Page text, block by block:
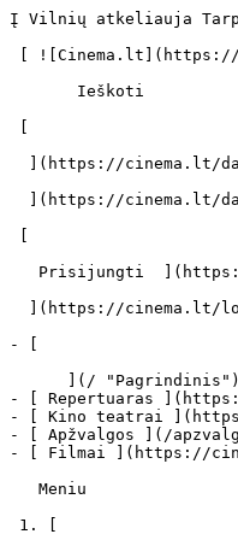
Į Vilnių atkeliauja Tarptautinis animacinių filmų festivalis „Tindirindis“ - cinema.lt                            Ieškoti     

 [ ![Cinema.lt](https://cinema.lt/images/logo.svg) ![Cinema.lt](https://cinema.lt/images/favicon.svg) ](https://cinema.lt "Cinema.lt")

       Ieškoti     

 [  

  ](https://cinema.lt/dashboard/saved-movies) [  

  ](https://cinema.lt/dashboard/saved-movies)

 [  

   Prisijungti  ](https://cinema.lt/login) [  

  ](https://cinema.lt/login) 

- [  

      ](/ "Pagrindinis")
- [ Repertuaras ](https://cinema.lt/repertuaras "Repertuaras")
- [ Kino teatrai ](https://cinema.lt/kino-teatrai "Kino teatrai")
- [ Apžvalgos ](/apzvalgos "Apžvalgos")
- [ Filmai ](https://cinema.lt/filmai "Filmai")

   Meniu   

 1. [ 

      cinema.lt  ](/)
2. [  Naujienos  ](https://cinema.lt/naujienos)
3. Į Vilnių atkeliauja Tarptautinis animacinių filmų festivalis „Tindirindis“

Į Vilnių atkeliauja Tarptautinis animacinių filmų festivalis „Tindirindis“
==========================================================================

Jau trečią kartą į Vilnių atkeliauja Tarptautinis animacinių filmų festivalis „Tindirindis“. Festivalio programoje turime apie tris šimtus filmų iš įvairių pasaulio šalių: Amerikos, Vokietijos, Kinijos, Lenkijos, Argentinos, Norvegijos, Irano, Danijos, Rusijos, Portugalijos, Didžiosios Britanijos ir daugelio kitų. Festivalio žiuri nariai: Priit Piarnas, Piotras Dumala, Aleksandras Tatarskis, Aušra Duobienė. Prieš festivalį organizuojami „Praktiniai užsiėmimai su animacijos režisieriais“. Jų metu jaunimui suteikiama galimybė artimiau pabendrauti su režisieriais, įsigilinti į filmo gamybos užkulisius. Prodiuseris ir vienas iš įdomiausių Rusijos animacinių filmų režisierių Aleksandras Tatarskis žiūrovams suteiks galimybę pamatyti geriausių studijos „Pilot“ filmų kolekciją. Lenkijos režisierius, scenaristas, dailininkas, Varšuvos Menų